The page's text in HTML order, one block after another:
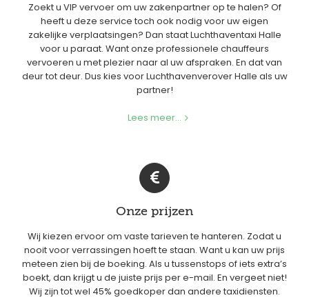
Zoekt u VIP vervoer om uw zakenpartner op te halen? Of
heeft u deze service toch ook nodig voor uw eigen
zakelijke verplaatsingen? Dan staat Luchthaventaxi Halle
voor u paraat. Want onze professionele chauffeurs
vervoeren u met plezier naar al uw afspraken. En dat van
deur tot deur. Dus kies voor Luchthavenverover Halle als uw
partner!
Lees meer...
Onze prijzen
Wij kiezen ervoor om vaste tarieven te hanteren. Zodat u
nooit voor verrassingen hoeft te staan. Want u kan uw prijs
meteen zien bij de boeking. Als u tussenstops of iets extra’s
boekt, dan krijgt u de juiste prijs per e-mail. En vergeet niet!
Wij zijn tot wel 45% goedkoper dan andere taxidiensten.